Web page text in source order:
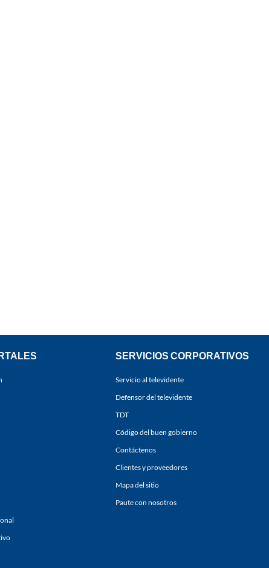
SERVICIOS CORPORATIVOS
Servicio al televidente
Defensor del televidente
TDT
Código del buen gobierno
Contáctenos
Clientes y proveedores
Mapa del sitio
Paute con nosotros